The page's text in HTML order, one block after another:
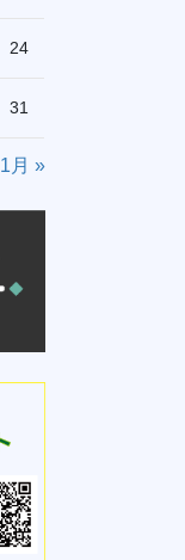
24
31
1月 »